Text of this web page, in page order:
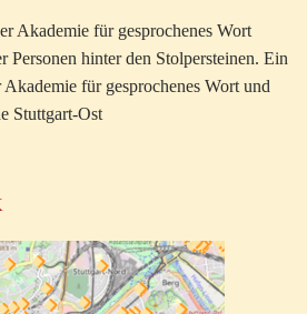
Akademie für gesprochenes Wort
Personen hinter den Stolpersteinen. Ein
Akademie für gesprochenes Wort und
Stuttgart-Ost